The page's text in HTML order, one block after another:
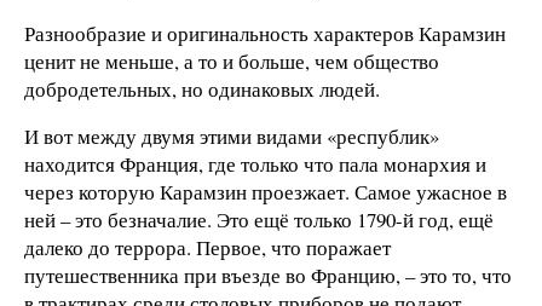
Разнообразие и оригинальность характеров Карамзин
ценит не меньше, а то и больше, чем общество
добродетельных, но одинаковых людей.
И вот между двумя этими видами «республик»
находится Франция, где только что пала монархия и
через которую Карамзин проезжает. Самое ужасное в
ней – это безначалие. Это ещё только 1790-й год, ещё
далеко до террора. Первое, что поражает
путешественника при въезде во Францию, – это то, что